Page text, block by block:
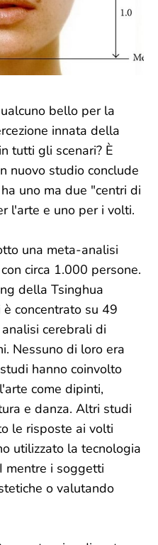
bello per la
innata della
tutti gli scenari? È
nuovo studio conclude
uno ma due "centri di
l'arte e uno per i volti.
una meta-analisi
circa 1.000 persone.
della Tsinghua
concentrato su 49
cerebrali di
Nessuno di loro era
hanno coinvolto
come dipinti,
e danza. Altri studi
le risposte ai volti
utilizzato la tecnologia
mentre i soggetti
o valutando